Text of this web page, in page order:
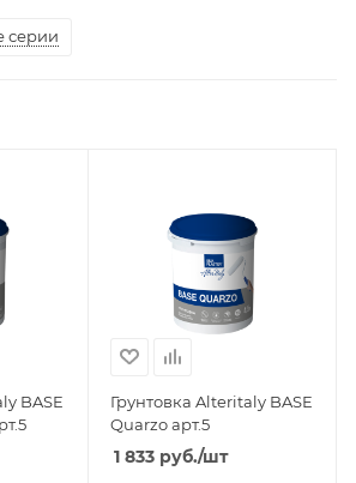
серии
BASE
Грунтовка Alteritaly BASE
Quarzo арт.5
1 833руб./шт